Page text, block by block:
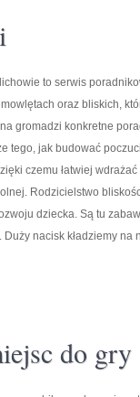
to serwis
oraz bliskich,
gromadzi konkretne
tego, jak budować
czemu łatwiej
Rodzicielstwo
dziecka. Są tu
nacisk kładziemy na
do gry